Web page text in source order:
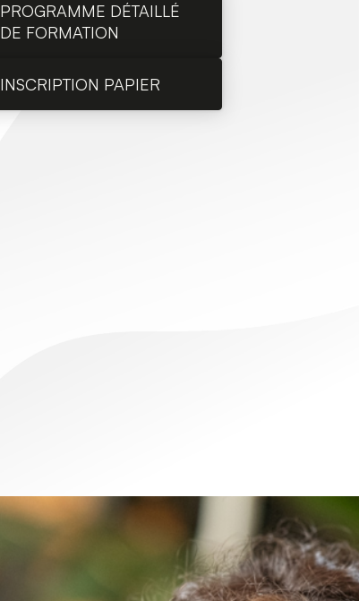
PROGRAMME DÉTAILLÉ
DE FORMATION
INSCRIPTION PAPIER